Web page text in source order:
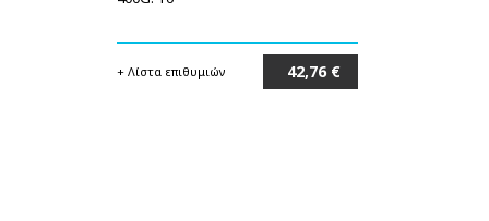
+ Λίστα επιθυμιών 42,76 €